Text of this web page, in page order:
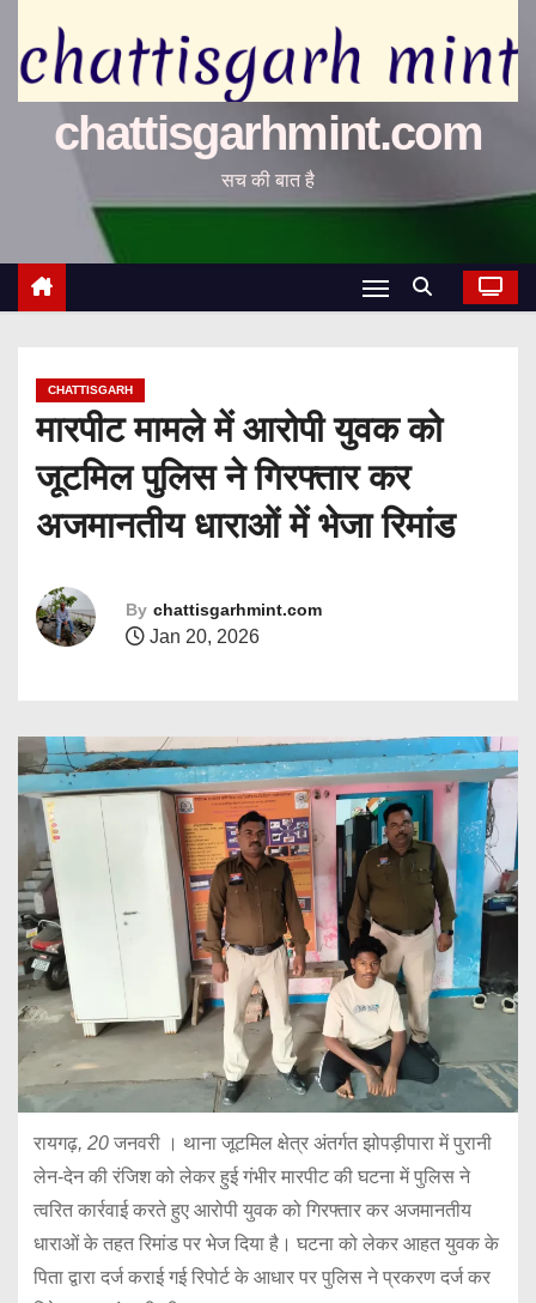
chattisgarhmint.com
सच की बात है
CHATTISGARH
मारपीट मामले में आरोपी युवक को
जूटमिल पुलिस ने गिरफ्तार कर
अजमानतीय धाराओं में भेजा रिमांड
By chattisgarhmint.com
Jan 20, 2026
रायगढ़, 20 जनवरी । थाना जूटमिल क्षेत्र अंतर्गत झोपड़ीपारा में पुरानी
लेन-देन की रंजिश को लेकर हुई गंभीर मारपीट की घटना में पुलिस ने
त्वरित कार्रवाई करते हुए आरोपी युवक को गिरफ्तार कर अजमानतीय
धाराओं के तहत रिमांड पर भेज दिया है। घटना को लेकर आहत युवक के
पिता द्वारा दर्ज कराई गई रिपोर्ट के आधार पर पुलिस ने प्रकरण दर्ज कर